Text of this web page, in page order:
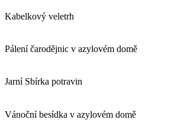
Kabelkový veletrh
Pálení čarodějnic v azylovém domě
Jarní Sbírka potravin
Vánoční besídka v azylovém domě